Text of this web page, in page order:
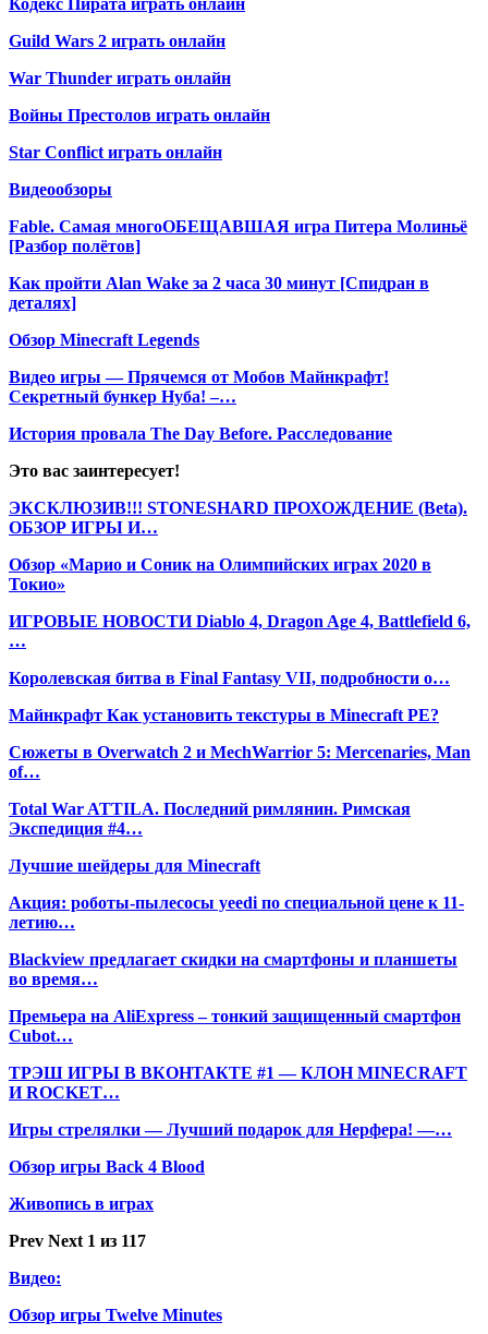
Guild Wars 2 играть онлайн
War Thunder играть онлайн
Войны Престолов играть онлайн
Star Conflict играть онлайн
Видеообзоры
Fable. Самая многоОБЕЩАВШАЯ игра Питера Молиньё
[Разбор полётов]
Как пройти Alan Wake за 2 часа 30 минут [Спидран в
деталях]
Обзор Minecraft Legends
Видео игры — Прячемся от Мобов Майнкрафт!
Секретный бункер Нуба! –…
История провала The Day Before. Расследование
Это вас заинтересует!
ЭКСКЛЮЗИВ!!! STONESHARD ПРОХОЖДЕНИЕ (Beta).
ОБЗОР ИГРЫ И…
Обзор «Марио и Соник на Олимпийских играх 2020 в
Токио»
ИГРОВЫЕ НОВОСТИ Diablo 4, Dragon Age 4, Battlefield 6,
…
Королевская битва в Final Fantasy VII, подробности о…
Майнкрафт Как установить текстуры в Minecraft PE?
Сюжеты в Overwatch 2 и MechWarrior 5: Mercenaries, Man
of…
Total War ATTILA. Последний римлянин. Римская
Экспедиция #4…
Лучшие шейдеры для Minecraft
Акция: роботы-пылесосы yeedi по специальной цене к 11-
летию…
Blackview предлагает скидки на смартфоны и планшеты
во время…
Премьера на AliExpress – тонкий защищенный смартфон
Cubot…
ТРЭШ ИГРЫ В ВКОНТАКТЕ #1 — КЛОН MINECRAFT
И ROCKET…
Игры стрелялки — Лучший подарок для Нерфера! —…
Обзор игры Back 4 Blood
Живопись в играх
Prev Next 1 из 117
Видео:
Обзор игры Twelve Minutes